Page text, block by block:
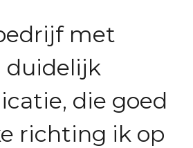
met
duidelijk
die goed
richting ik op